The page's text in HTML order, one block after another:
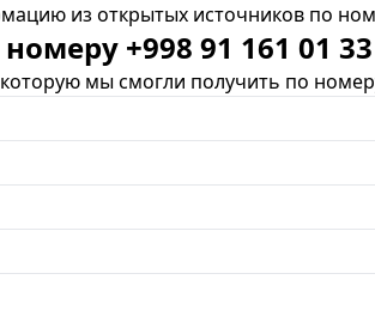
из открытых источников по
+998 91 161 01 33
мы смогли получить по